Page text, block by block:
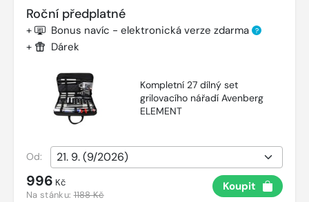
Roční předplatné
+ Bonus navíc - elektronická verze zdarma ?
+ Dárek
Kompletní 27 dílný set
grilovacího nářadí Avenberg
ELEMENT
Od:
996 Kč
Na stánku:1188 Kč
Koupit